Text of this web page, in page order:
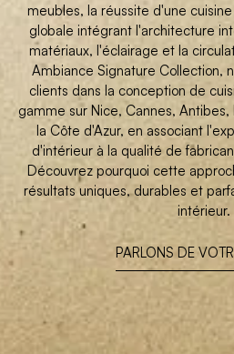
meubles, la réussite d'une
globale intégrant l'architecture
matériaux, l'éclairage et la
Ambiance Signature Collection,
clients dans la conception de
gamme sur Nice, Cannes,
la Côte d'Azur, en associant
d'intérieur à la qualité de
Découvrez pourquoi cette
résultats uniques, durables et
intérieur.
PARLONS DE